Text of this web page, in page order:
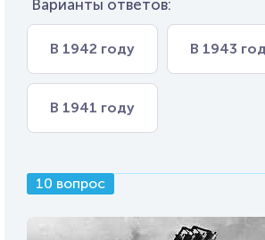
Варианты ответов:
В 1942 году В 1943
В 1941 году
10 вопрос